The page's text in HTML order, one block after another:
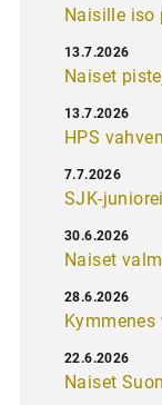
Naisille iso
Naiset
13.7.2026
HPS
13.7.2026
SJK-
7.7.2026
Naiset
30.6.2026
28.6.2026
Naiset
22.6.2026